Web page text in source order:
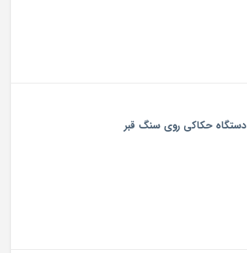
دستگاه حکاکی روی سنگ قبر